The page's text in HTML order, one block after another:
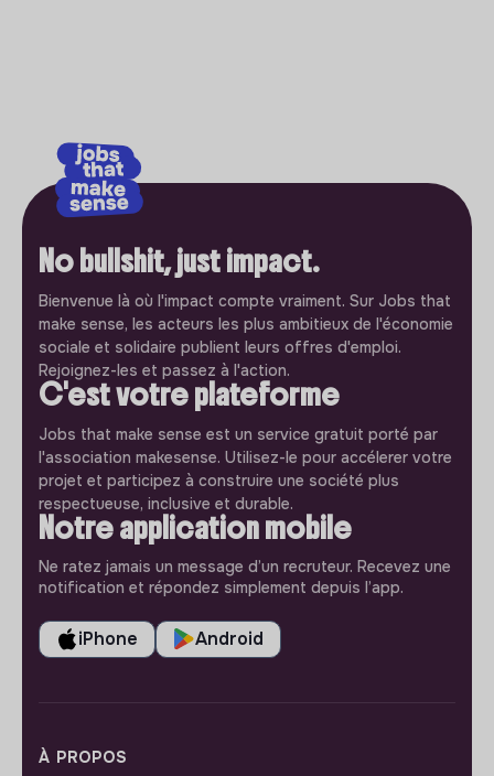
No bullshit, just impact.
Bienvenue là où l'impact compte vraiment. Sur Jobs that
make sense, les acteurs les plus ambitieux de l'économie
sociale et solidaire publient leurs offres d'emploi.
Rejoignez-les et passez à l'action.
C'est votre plateforme
Jobs that make sense est un service gratuit porté par
l'association makesense. Utilisez-le pour accélerer votre
projet et participez à construire une société plus
respectueuse, inclusive et durable.
Notre application mobile
Ne ratez jamais un message d’un recruteur. Recevez une
notification et répondez simplement depuis l’app.
iPhone Android
À PROPOS